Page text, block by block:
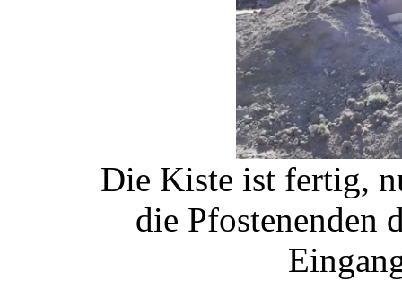
Die Kiste ist fertig,
die Pfostenenden